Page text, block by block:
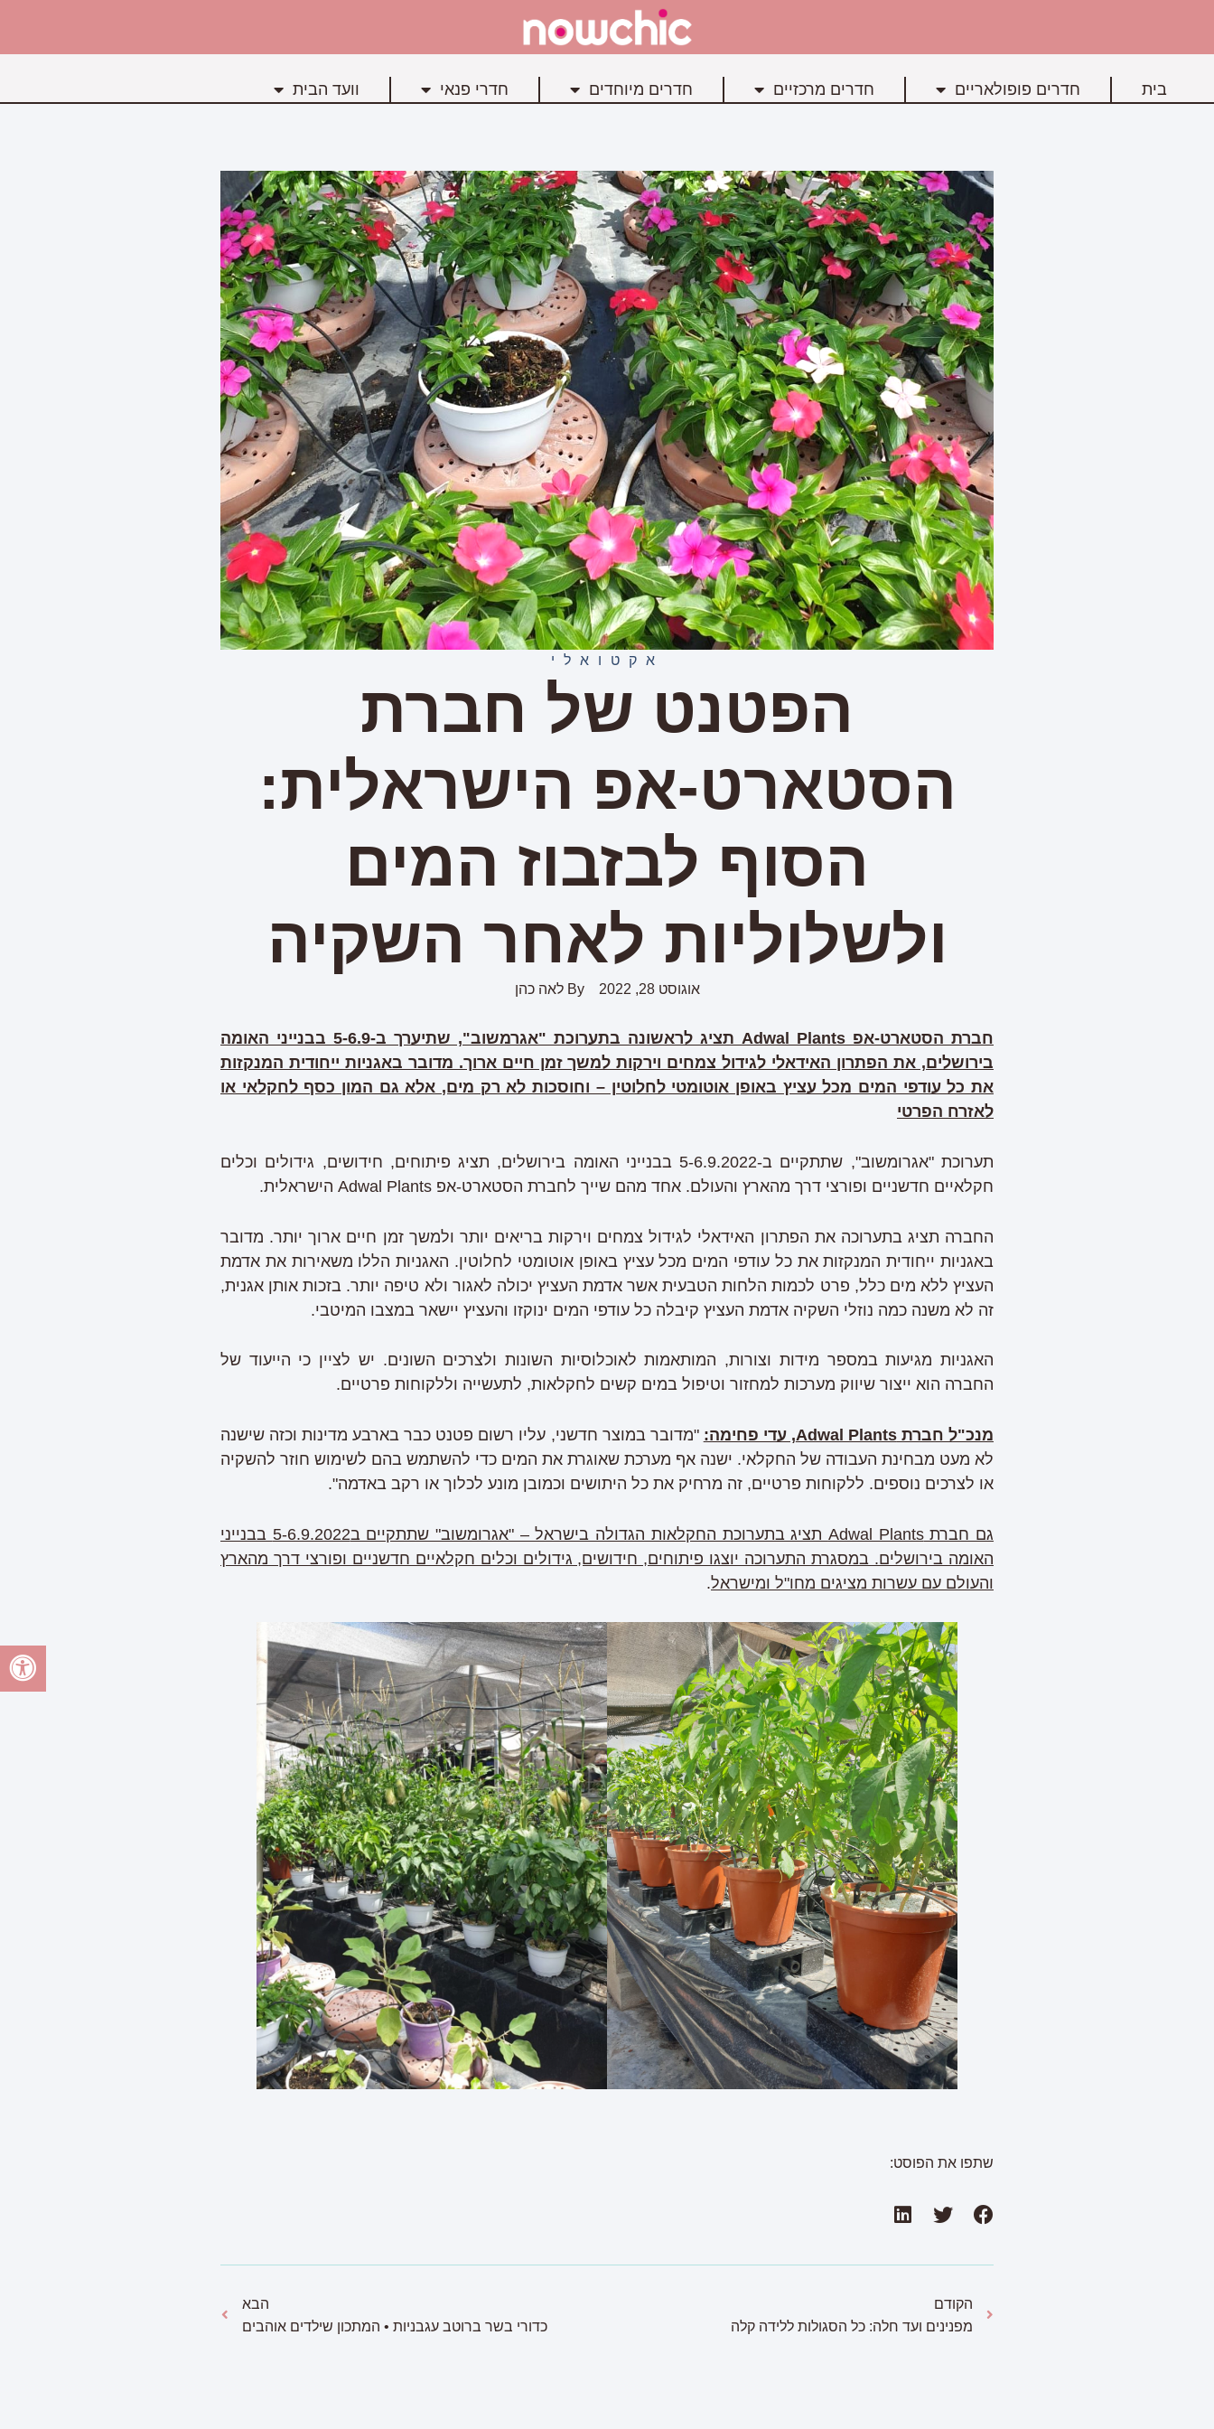
בית חדרים פופולאריים חדרים מרכזיים חדרים מיוחדים חדרי פנאי וועד הבית
אקטואלי
הפטנט של חברת
הסטארט-אפ הישראלית:
הסוף לבזבוז המים
ולשלוליות לאחר השקיה
אוגוסט 28, 2022 By לאה כהן
חברת הסטארט-אפ Adwal Plants
תציג לראשונה בתערוכת "אגרמשוב", שתיערך ב-5-6.9 בבנייני האומה
בירושלים, את הפתרון האידאלי לגידול צמחים וירקות למשך זמן חיים ארוך. מדובר באגניות ייחודית המנקזות
את כל עודפי המים מכל עציץ באופן אוטומטי לחלוטין – וחוסכות לא רק מים, אלא גם המון כסף לחקלאי או
לאזרח הפרטי
תערוכת "אגרומשוב", שתתקיים ב-5-6.9.2022 בבנייני האומה בירושלים, תציג פיתוחים, חידושים, גידולים וכלים
חקלאיים חדשניים ופורצי דרך מהארץ והעולם. אחד מהם שייך לחברת הסטארט-אפ Adwal Plants הישראלית.
החברה תציג בתערוכה את הפתרון האידאלי לגידול צמחים וירקות בריאים יותר ולמשך זמן חיים ארוך יותר. מדובר
באגניות ייחודית המנקזות את כל עודפי המים מכל עציץ באופן אוטומטי לחלוטין. האגניות הללו משאירות את אדמת
העציץ ללא מים כלל, פרט לכמות הלחות הטבעית אשר אדמת העציץ יכולה לאגור ולא טיפה יותר. בזכות אותן אגנית,
זה לא משנה כמה נוזלי השקיה אדמת העציץ קיבלה כל עודפי המים ינוקזו והעציץ יישאר במצבו המיטבי.
האגניות מגיעות במספר מידות וצורות, המותאמות לאוכלוסיות השונות ולצרכים השונים. יש לציין כי הייעוד של
החברה הוא ייצור שיווק מערכות למחזור וטיפול במים קשים לחקלאות, לתעשייה וללקוחות פרטיים.
מנכ"ל חברתAdwal Plants, עדי פחימה: "מדובר במוצר חדשני, עליו רשום פטנט כבר בארבע מדינות וכזה שישנה
לא מעט מבחינת העבודה של החקלאי. ישנה אף מערכת שאוגרת את המים כדי להשתמש בהם לשימוש חוזר להשקיה
או לצרכים נוספים. ללקוחות פרטיים, זה מרחיק את כל היתושים וכמובן מונע לכלוך או רקב באדמה".
גם חברת Adwal Plants תציג בתערוכת החקלאות הגדולה בישראל – "אגרומשוב" שתתקיים ב5-6.9.2022 בבנייני
האומה בירושלים. במסגרת התערוכה יוצגו פיתוחים, חידושים, גידולים וכלים חקלאיים חדשניים ופורצי דרך מהארץ
והעולם עם עשרות מציגים מחו"ל ומישראל.
שתפו את הפוסט:
הקודם
מפנינים ועד חלה: כל הסגולות ללידה קלה
הבא
כדורי בשר ברוטב עגבניות • המתכון שילדים אוהבים